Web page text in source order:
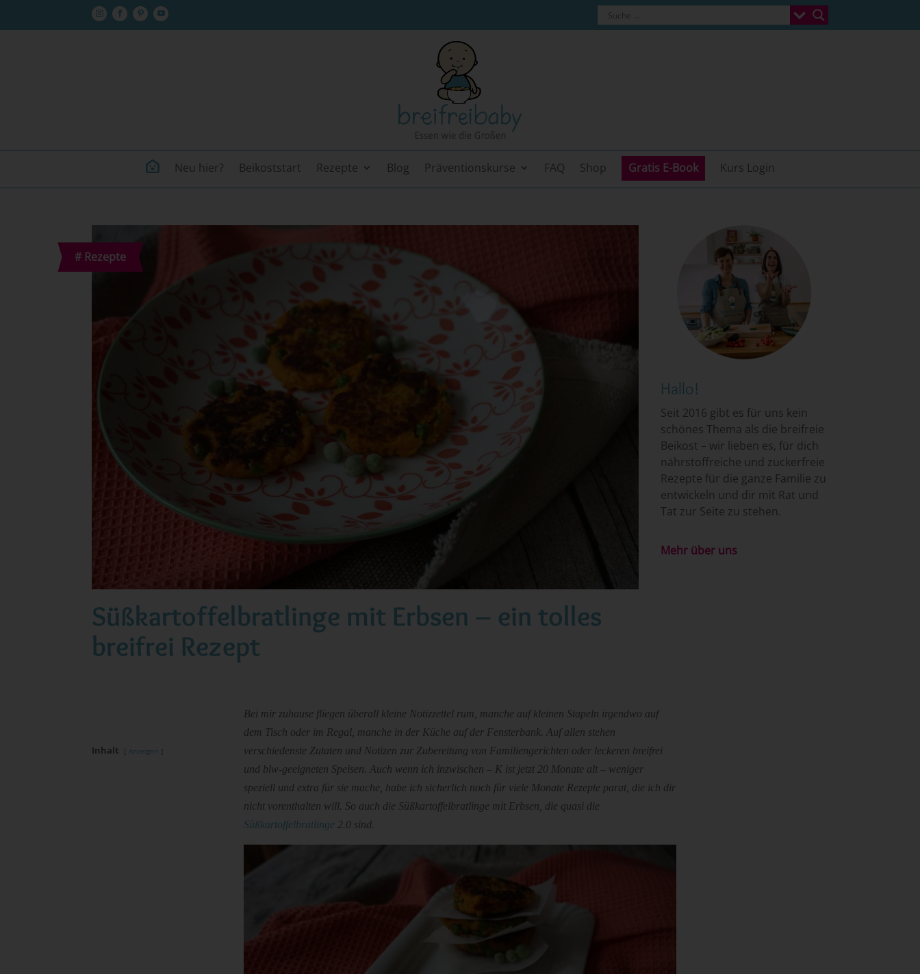
Neu hier? Beikoststart Rezepte Blog Präventionskurse FAQ Shop Gratis E-Book Kurs Login
# Rezepte
Süßkartoffelbratlinge mit Erbsen – ein tolles
breifrei Rezept
Hallo!
Seit 2016 gibt es für uns kein
schönes Thema als die breifreie
Beikost – wir lieben es, für dich
nährstoffreiche und zuckerfreie
Rezepte für die ganze Familie zu
entwickeln und dir mit Rat und
Tat zur Seite zu stehen.
Mehr über uns
Inhalt Anzeigen
Bei mir zuhause fliegen überall kleine Notizzettel rum, manche auf kleinen Stapeln irgendwo auf
dem Tisch oder im Regal, manche in der Küche auf der Fensterbank. Auf allen stehen
verschiedenste Zutaten und Notizen zur Zubereitung von Familiengerichten oder leckeren breifrei
und blw-geeigneten Speisen. Auch wenn ich inzwischen – K ist jetzt 20 Monate alt – weniger
speziell und extra für sie mache, habe ich sicherlich noch für viele Monate Rezepte parat, die ich dir
nicht vorenthalten will. So auch die Süßkartoffelbratlinge mit Erbsen, die quasi die
Süßkartoffelbratlinge2.0 sind.